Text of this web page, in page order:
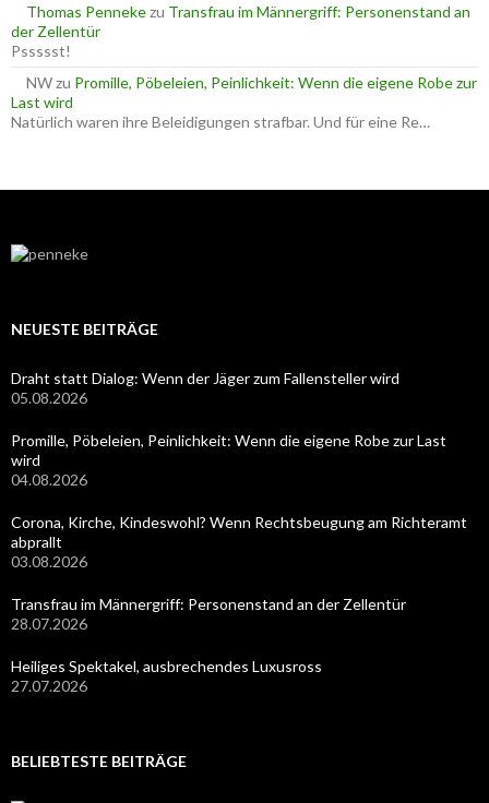
Thomas Pennekezu Transfrau im Männergriff: Personenstand an
der Zellentür
Pssssst!
NWzu Promille, Pöbeleien, Peinlichkeit: Wenn die eigene Robe zur
Last wird
Natürlich waren ihre Beleidigungen strafbar. Und für eine Re…
NEUESTE BEITRÄGE
Draht statt Dialog: Wenn der Jäger zum Fallensteller wird
05.08.2026
Promille, Pöbeleien, Peinlichkeit: Wenn die eigene Robe zur Last
wird
04.08.2026
Corona, Kirche, Kindeswohl? Wenn Rechtsbeugung am Richteramt
abprallt
03.08.2026
Transfrau im Männergriff: Personenstand an der Zellentür
28.07.2026
Heiliges Spektakel, ausbrechendes Luxusross
27.07.2026
BELIEBTESTE BEITRÄGE